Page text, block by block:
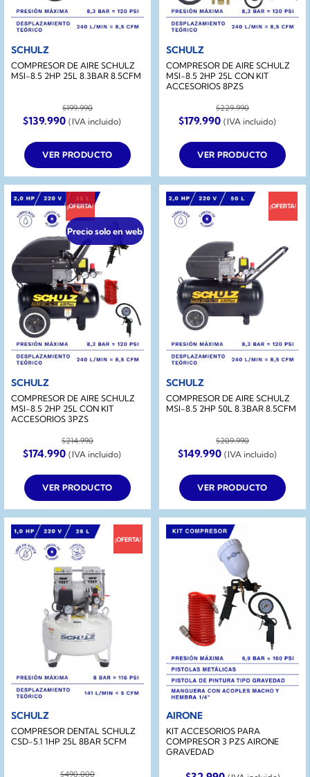
SCHULZ
COMPRESOR DE AIRE SCHULZ
MSI-8.5 2HP 25L 8.3BAR 8.5CFM
$199.990
El
precio
era:
$199.990.
$139.990El
precio
es:
$139.990.
(IVA incluido)
VER PRODUCTO
SCHULZ
COMPRESOR DE AIRE SCHULZ
MSI-8.5 2HP 25L CON KIT
ACCESORIOS 8PZS
$229.990
El
precio
era:
$229.990.
$179.990El
precio
es:
$179.990.
(IVA incluido)
VER PRODUCTO
¡OFERTA!
Precio solo en web
SCHULZ
COMPRESOR DE AIRE SCHULZ
MSI-8.5 2HP 25L CON KIT
ACCESORIOS 3PZS
$214.990
El
precio
original
era:
$214.990.
$174.990El
precio
actual
es:
$174.990.
(IVA incluido)
VER PRODUCTO
¡OFERTA!
SCHULZ
COMPRESOR DE AIRE SCHULZ
MSI-8.5 2HP 50L 8.3BAR 8.5CFM
$209.990
El
precio
original
era:
$209.990.
$149.990El
precio
actual
es:
$149.990.
(IVA incluido)
VER PRODUCTO
¡OFERTA!
SCHULZ
COMPRESOR DENTAL SCHULZ
CSD-5.1 1HP 25L 8BAR 5CFM
$490.000
AIRONE
KIT ACCESORIOS PARA
COMPRESOR 3 PZS AIRONE
GRAVEDAD